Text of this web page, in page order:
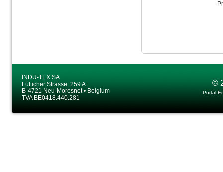
INDU-TEX SA
Lütticher Strasse, 259 A
B-4721 Neu-Moresnet • Belgium
TVA BE0418.440.281
©
Portal